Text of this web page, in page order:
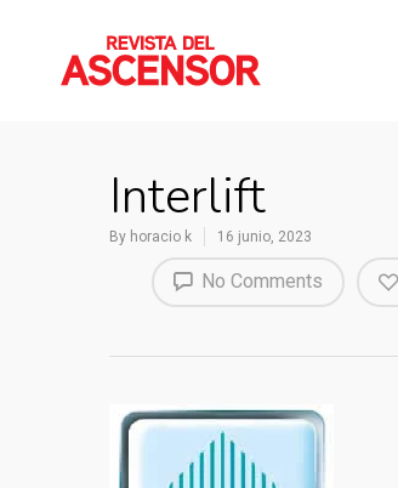
Interlift
By horacio k 16 junio, 2023
No Comments